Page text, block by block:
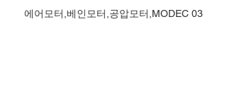
에어모터,베인모터,공압모터,MODEC 03